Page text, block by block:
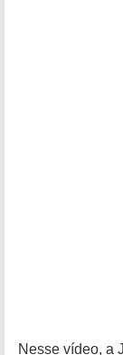
Nesse vídeo, a